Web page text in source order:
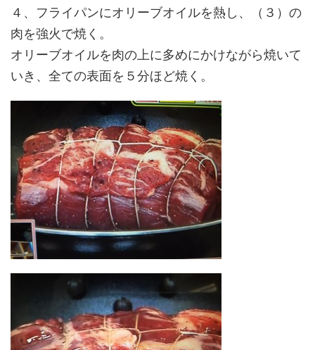
４、フライパンにオリーブオイルを熱し、（３）の
肉を強火で焼く。
オリーブオイルを肉の上に多めにかけながら焼いて
いき、全ての表面を５分ほど焼く。